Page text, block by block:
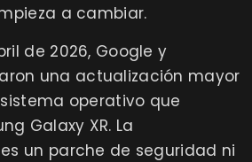
a cambiar.
de 2026, Google y
una actualización mayor
sistema operativo que
Galaxy XR. La
un parche de seguridad ni